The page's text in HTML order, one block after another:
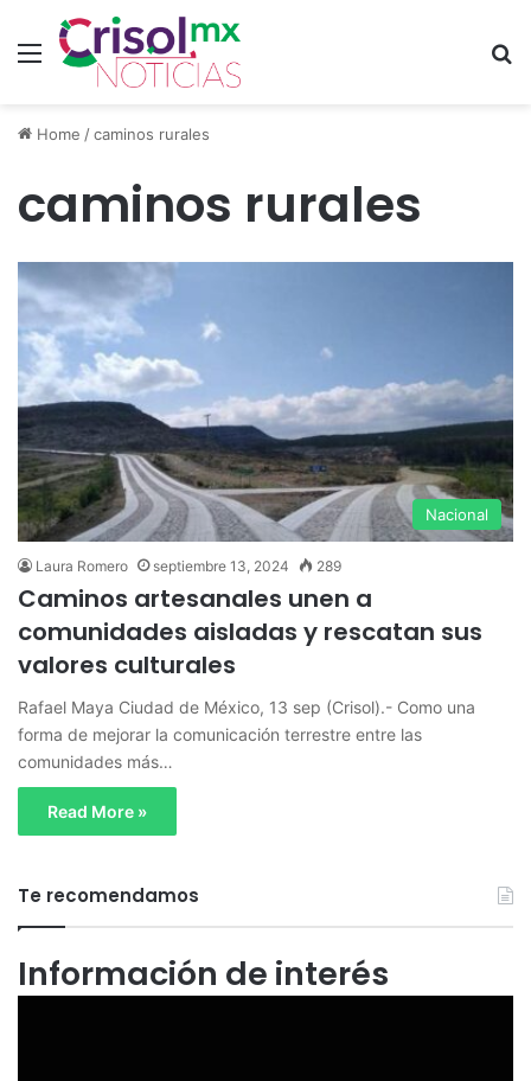
Menu
Home /caminos rurales
caminos rurales
Nacional
Laura Romero septiembre 13, 2024 289
Caminos artesanales unen a
comunidades aisladas y rescatan sus
valores culturales
Rafael Maya Ciudad de México, 13 sep (Crisol).- Como una
forma de mejorar la comunicación terrestre entre las
comunidades más…
Read More »
Te recomendamos
Información de interés